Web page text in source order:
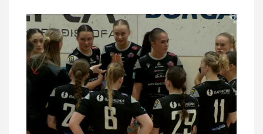
nýju eftir barnsburðarleyfi.